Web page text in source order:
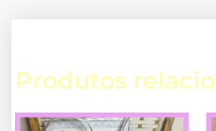
Produtos